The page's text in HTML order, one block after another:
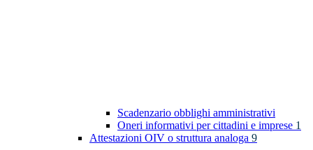
Scadenzario obblighi amministrativi
Oneri informativi per cittadini e imprese 1
Attestazioni OIV o struttura analoga 9